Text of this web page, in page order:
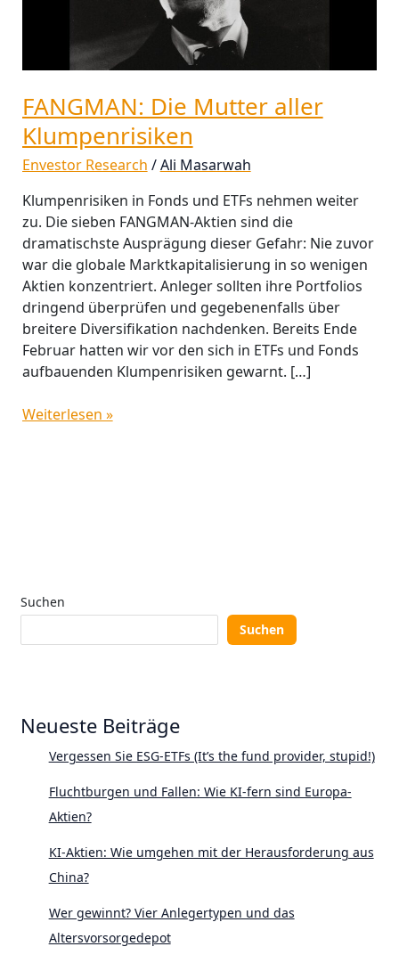
FANGMAN: Die Mutter aller
Klumpenrisiken
Envestor Research /Ali Masarwah
Klumpenrisiken in Fonds und ETFs nehmen weiter
zu. Die sieben FANGMAN-Aktien sind die
dramatischste Ausprägung dieser Gefahr: Nie zuvor
war die globale Marktkapitalisierung in so wenigen
Aktien konzentriert. Anleger sollten ihre Portfolios
dringend überprüfen und gegebenenfalls über
breitere Diversifikation nachdenken. Bereits Ende
Februar hatten wir vor den sich in ETFs und Fonds
aufbauenden Klumpenrisiken gewarnt. […]
Weiterlesen »
Suchen
Suchen
Neueste Beiträge
Vergessen Sie ESG-ETFs (It’s the fund provider, stupid!)
Fluchtburgen und Fallen: Wie KI-fern sind Europa-
Aktien?
KI-Aktien: Wie umgehen mit der Herausforderung aus
China?
Wer gewinnt? Vier Anlegertypen und das
Altersvorsorgedepot